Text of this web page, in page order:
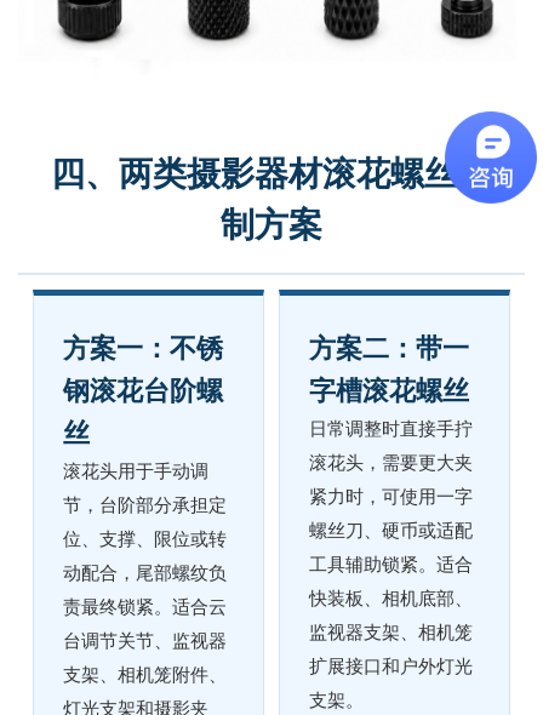
四、两类摄影器材滚花螺丝定
制方案
方案一：不锈
钢滚花台阶螺
丝
滚花头用于手动调
节，台阶部分承担定
位、支撑、限位或转
动配合，尾部螺纹负
责最终锁紧。适合云
台调节关节、监视器
支架、相机笼附件、
灯光支架和摄影夹
方案二：带一
字槽滚花螺丝
日常调整时直接手拧
滚花头，需要更大夹
紧力时，可使用一字
螺丝刀、硬币或适配
工具辅助锁紧。适合
快装板、相机底部、
监视器支架、相机笼
扩展接口和户外灯光
支架。